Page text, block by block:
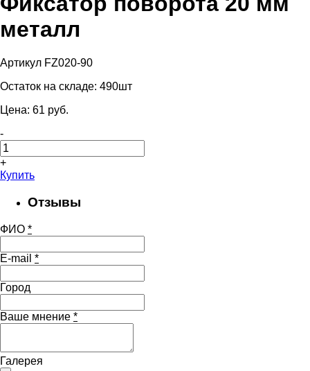
металл
Артикул FZ020-90
Остаток на складе: 490шт
Цена: 61 pуб.
-
+
Купить
Отзывы
ФИО *
E-mail *
Город
Ваше мнение *
Галерея